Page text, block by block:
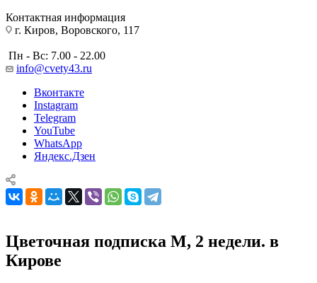
Контактная информация
г. Киров, Воровского, 117
Пн - Вс: 7.00 - 22.00
info@cvety43.ru
Вконтакте
Instagram
Telegram
YouTube
WhatsApp
Яндекс.Дзен
Цветочная подписка M, 2 недели. в
Кирове